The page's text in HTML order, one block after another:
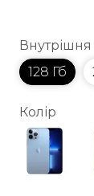
128 Гб
Колір